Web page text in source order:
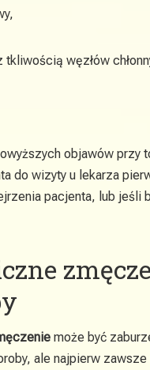
tkliwością węzłów
objawów przy
do wizyty u lekarza
pacjenta, lub
może być
ale najpierw